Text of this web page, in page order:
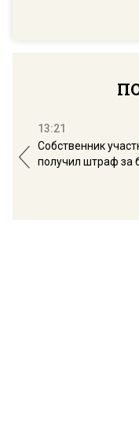
13:21
Собственник
получил штраф за